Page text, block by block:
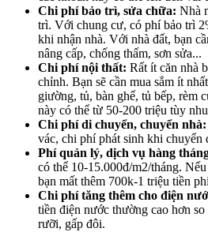
Chi phí bảo trì, sửa chữa: Nhà
trì. Với chung cư, có phí bảo trì
khi nhận nhà. Với nhà đất, bạn
nâng cấp, chống thấm, sơn sửa...
Chi phí nội thất: Rất ít căn nhà
chỉnh. Bạn sẽ cần mua sắm ít
giường, tủ, bàn ghế, tủ bếp, rèm
này có thể từ 50-200 triệu tùy
Chi phí di chuyển, chuyển nhà:
vác, chi phí phát sinh khi chuyển
Phí quản lý, dịch vụ hàng
có thể 10-15.000đ/m2/tháng.
bạn mất thêm 700k-1 triệu tiền
Chi phí tăng thêm cho điện
tiền điện nước thường cao hơn
rưỡi, gấp đôi.